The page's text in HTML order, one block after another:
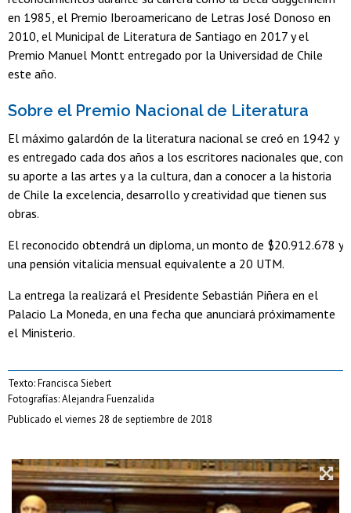
en 1985, el Premio Iberoamericano de Letras José Donoso en
2010, el Municipal de Literatura de Santiago en 2017 y el
Premio Manuel Montt entregado por la Universidad de Chile
este año.
Sobre el Premio Nacional de Literatura
El máximo galardón de la literatura nacional se creó en 1942 y
es entregado cada dos años a los escritores nacionales que, con
su aporte a las artes y a la cultura, dan a conocer a la historia
de Chile la excelencia, desarrollo y creatividad que tienen sus
obras.
El reconocido obtendrá un diploma, un monto de $20.912.678 y
una pensión vitalicia mensual equivalente a 20 UTM.
La entrega la realizará el Presidente Sebastián Piñera en el
Palacio La Moneda, en una fecha que anunciará próximamente
el Ministerio.
Texto: Francisca Siebert
Fotografías: Alejandra Fuenzalida
Publicado el viernes 28 de septiembre de 2018